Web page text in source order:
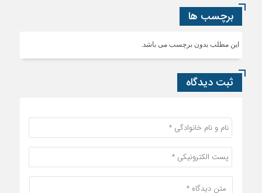
برچسب ها
این مطلب بدون برچسب می باشد.
ثبت دیدگاه